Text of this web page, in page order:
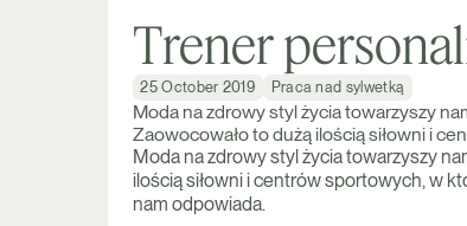
Trener
25 October 2019 Praca nad sylwetką
Moda na zdrowy styl życia towarzyszy
Zaowocowało to dużą ilością siłowni i
Moda na zdrowy styl życia towarzyszy
ilością siłowni i centrów sportowych, w
nam odpowiada.